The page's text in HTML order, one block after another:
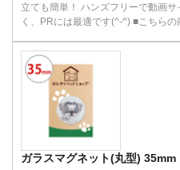
立ても簡単！ ハンズフリーで動画
く、PRには最適です
ガラスマグネット(丸型) 35mm